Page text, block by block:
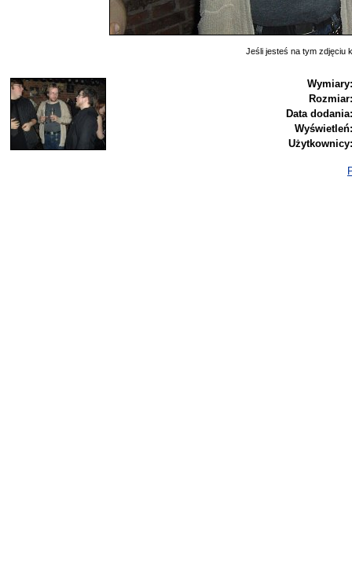
Jeśli jesteś na tym zdjęciu
Wymiary:
Rozmiar:
Data dodania:
Wyświetleń:
Użytkownicy: